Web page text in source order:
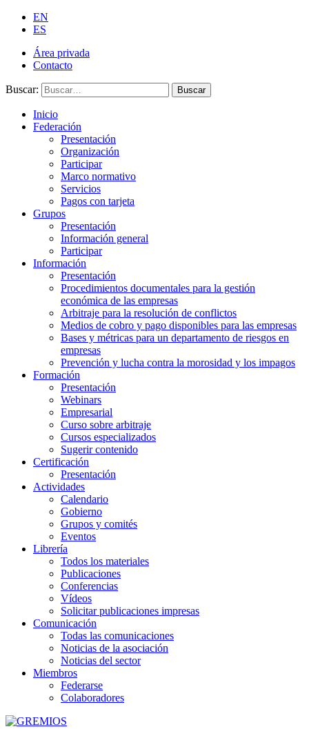
EN
ES
Área privada
Contacto
Buscar: Buscar
Inicio
Federación
Presentación
Organización
Participar
Marco normativo
Servicios
Pagos con tarjeta
Grupos
Presentación
Información general
Participar
Información
Presentación
Procedimientos documentales para la gestión
económica de las empresas
Arbitraje para la resolución de conflictos
Medios de cobro y pago disponibles para las empresas
Bases y métricas para un departamento de riesgos en
empresas
Prevención y lucha contra la morosidad y los impagos
Formación
Presentación
Webinars
Empresarial
Curso sobre arbitraje
Cursos especializados
Sugerir contenido
Certificación
Presentación
Actividades
Calendario
Gobierno
Grupos y comités
Eventos
Librería
Todos los materiales
Publicaciones
Conferencias
Vídeos
Solicitar publicaciones impresas
Comunicación
Todas las comunicaciones
Noticias de la asociación
Noticias del sector
Miembros
Federarse
Colaboradores